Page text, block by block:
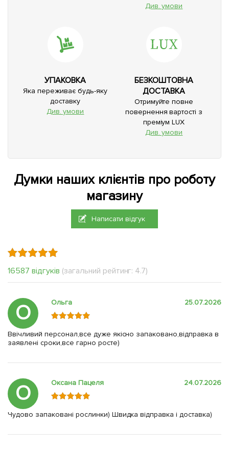
Див. умови
УПАКОВКА
Яка переживає будь-яку
доставку
Див. умови
БЕЗКОШТОВНА
ДОСТАВКА
Отримуйте повне
повернення вартості з
преміум LUX
Див. умови
Думки наших клієнтів про роботу
магазину
Написати відгук
16587 відгуків (загальний рейтинг: 4.7)
О Ольга 25.07.2026
Ввічливий персонал,все дуже якісно запаковано,відправка в
заявлені сроки,все гарно росте)
О Оксана Пацеля 24.07.2026
Чудово запаковані рослинки) Швидка відправка і доставка)